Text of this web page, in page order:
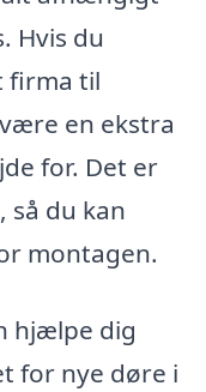
Hvis du
firma til
en ekstra
for. Det er
du kan
montagen.
hjælpe dig
for nye døre i